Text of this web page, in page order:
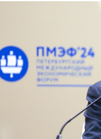
Карту москвича
категории
получатели
На открытой
На доме на
ресторан Клуба
него можно было
открывали в саду